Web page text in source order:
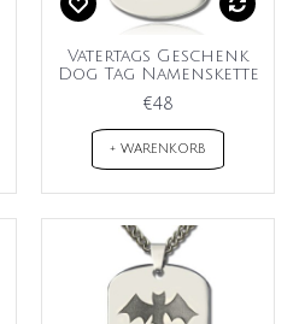
Vatertags Geschenk
Dog Tag Namenskette
€48
+ WARENKORB